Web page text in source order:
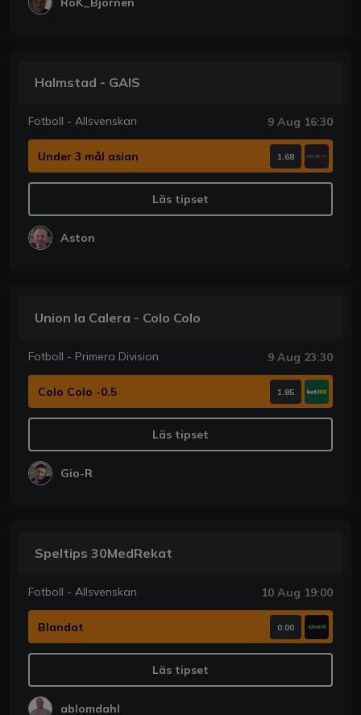
Halmstad - GAIS
Fotboll - Allsvenskan 9 Aug 16:30
Under 3 mål asian 1.68
Läs tipset
Aston
Union la Calera - Colo Colo
Fotboll - Primera Division 9 Aug 23:30
Colo Colo -0.5 1.85
Läs tipset
Gio-R
Speltips 30MedRekat
Fotboll - Allsvenskan 10 Aug 19:00
Blandat 0.00
Läs tipset
ablomdahl